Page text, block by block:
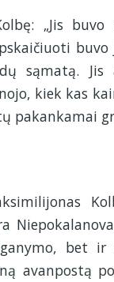
„Jis buvo
sąmatą.
kiek kas
pakankamai
bet ir
avanpostą